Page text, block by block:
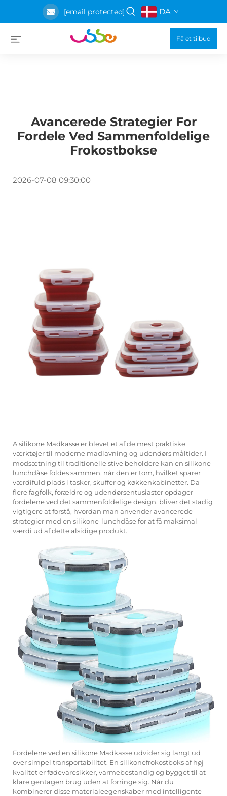
[email protected] DA
Få et tilbud
Avancerede Strategier For
Fordele Ved Sammenfoldelige
Frokostbokse
2026-07-08 09:30:00
Asilikone Madkasseer blevet et af de mest praktiske
værktøjer til moderne madlavning og udendørs måltider. I
modsætning til traditionelle stive beholdere kan en silikone-
lunchdåse foldes sammen, når den er tom, hvilket sparer
værdifuld plads i tasker, skuffer og køkkenkabinetter. Da
flere fagfolk, forældre og udendørsentusiaster opdager
fordelene ved det sammenfoldelige design, bliver det stadig
vigtigere at forstå, hvordan man anvender avancerede
strategier med en silikone-lunchdåse for at få maksimal
værdi ud af dette alsidige produkt.
Fordelene ved en silikone Madkasse udvider sig langt ud
over simpel transportabilitet. En silikonefrokostboks af høj
kvalitet er fødevaresikker, varmebestandig og bygget til at
klare gentagen brug uden at forringe sig. Når du
kombinerer disse materialeegenskaber med intelligente